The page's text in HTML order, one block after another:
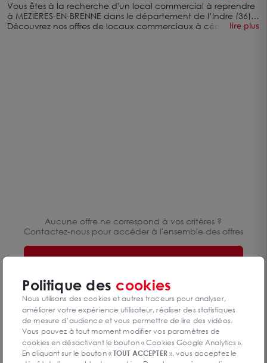
Vous êtes à la recherche d'un local commercial à reprendre
à MEZIERES-EN-BRENNE dans le département de l’Indre (36) ?
Découvrez nos offres de locaux commerciaux à céder surlire plus
Aucune offre ne correspond à vos critères ?
Contactez-nous pour accéder à l'ensemble des offres
Nous contacter
Réinitialiser les critères
Politique des cookies
Nous utilisons des cookies et autres traceurs pour analyser,
améliorer votre expérience utilisateur, réaliser des statistiques
de mesure d’audience et vous permettre de lire des vidéos.
Vous pouvez à tout moment modifier vos paramètres de
cookies en désactivant le bouton « Cookies Google Analytics ».
En cliquant sur le bouton «TOUT ACCEPTER», vous acceptez le